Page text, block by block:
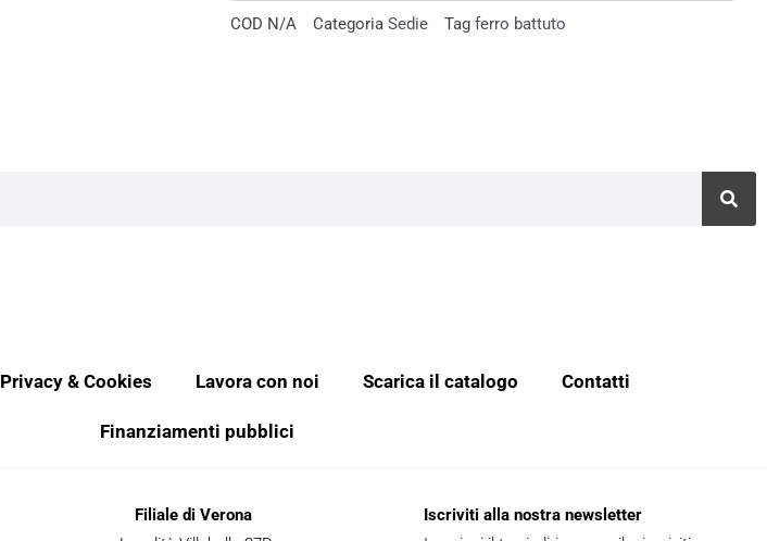
COD N/A Categoria Sedie Tag ferro battuto
Privacy & Cookies Lavora con noi Scarica il catalogo Contatti
Finanziamenti pubblici
Filiale di Verona
Iscriviti alla nostra newsletter